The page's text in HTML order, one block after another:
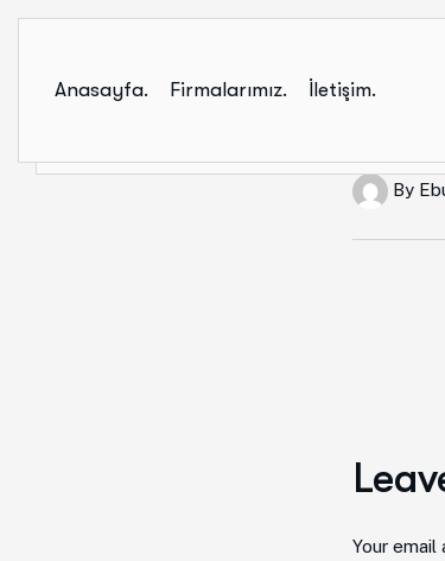
Anasayfa. Firmalarımız. İletişim.
By
Your